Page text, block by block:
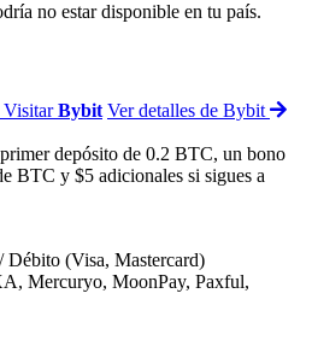
no estar disponible en tu país.
VisitarBybit Ver detalles de Bybit
depósito de 0.2 BTC, un bono
BTC y $5 adicionales si sigues a
Débito (Visa, Mastercard)
Mercuryo, MoonPay, Paxful,